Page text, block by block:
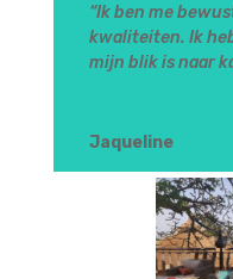
“Ik ben me b
kwaliteiten. Ik
mijn blik is naar
Jaqueline